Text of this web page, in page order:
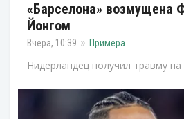
«Барселона» возмущена
Йонгом
Вчера, 10:39 Примера
Нидерландец получил травму